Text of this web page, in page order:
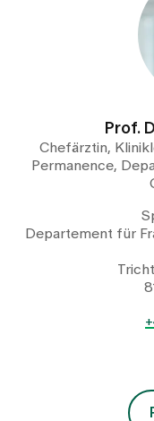
Prof.
Chefärztin,
Permanence,
Departement für